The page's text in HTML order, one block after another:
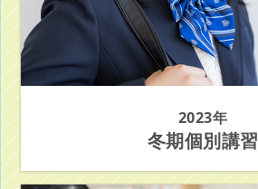
2023年
冬期個別講習